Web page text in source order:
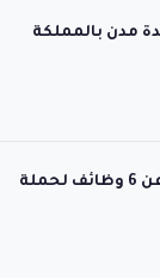
مدن بالمملكة
شركة ينبع أرامكو سينوبك ياسرف تعلن عن 6 وظائف لحملة